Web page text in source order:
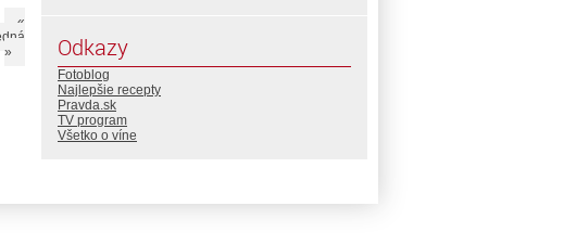
«
»
Odkazy
Fotoblog
Najlepšie recepty
Pravda.sk
TV program
Všetko o víne